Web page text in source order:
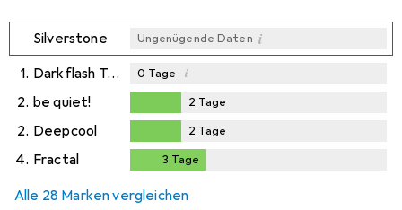
Silverstone Ungenügende Daten i
1. Darkflash Tech 0 Tage i
2. be quiet!
2Tage
2 Tage
2. Deepcool
2Tage
2 Tage
4. Fractal 3 Tage
Alle 28 Marken vergleichen